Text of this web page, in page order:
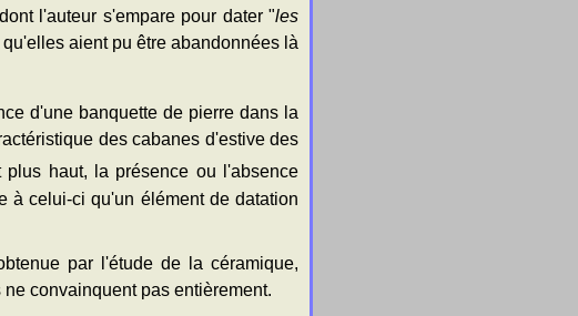
l'auteur s'empare pour dater "les
aient pu être abandonnées là
d'une banquette de pierre dans la
des cabanes d'estive des
haut, la présence ou l'absence
à celui-ci qu'un élément de datation
par l'étude de la céramique,
convainquent pas entièrement.